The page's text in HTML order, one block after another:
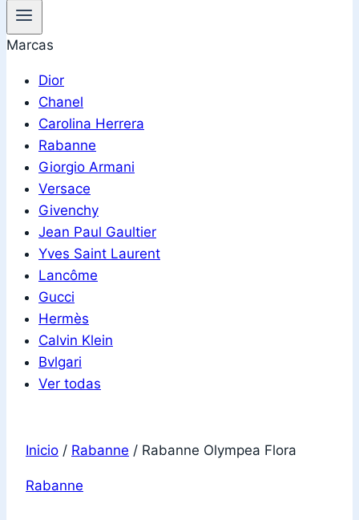
Marcas
Dior
Chanel
Carolina Herrera
Rabanne
Giorgio Armani
Versace
Givenchy
Jean Paul Gaultier
Yves Saint Laurent
Lancôme
Gucci
Hermès
Calvin Klein
Bvlgari
Ver todas
Inicio / Rabanne / Rabanne Olympea Flora
Rabanne